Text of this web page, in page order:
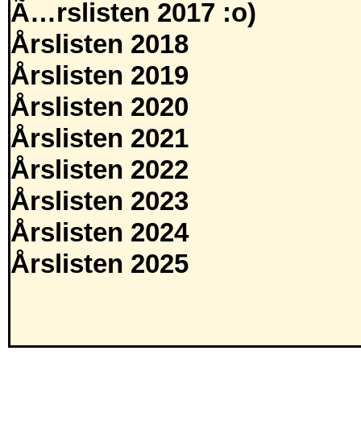
Ã…rslisten 2017 :o)
Årslisten 2018
Årslisten 2019
Årslisten 2020
Årslisten 2021
Årslisten 2022
Årslisten 2023
Årslisten 2024
Årslisten 2025